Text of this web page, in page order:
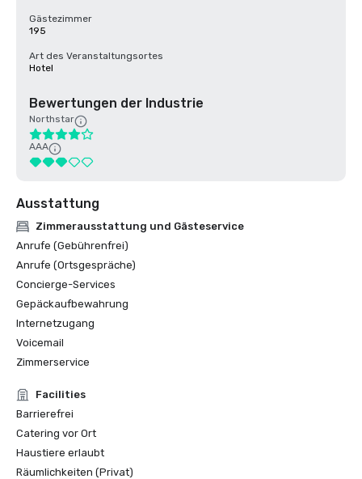
Gästezimmer
195
Art des Veranstaltungsortes
Hotel
Bewertungen der Industrie
Northstar
AAA
Ausstattung
Zimmerausstattung und Gästeservice
Anrufe (Gebührenfrei)
Anrufe (Ortsgespräche)
Concierge-Services
Gepäckaufbewahrung
Internetzugang
Voicemail
Zimmerservice
Facilities
Barrierefrei
Catering vor Ort
Haustiere erlaubt
Räumlichkeiten (Privat)